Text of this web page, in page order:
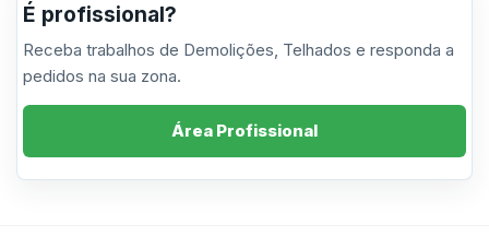
É profissional?
Receba trabalhos de Demolições, Telhados e responda a
pedidos na sua zona.
Área Profissional